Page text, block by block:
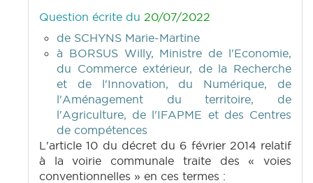
Question écrite du 20/07/2022
de SCHYNS Marie-Martine
à BORSUS Willy, Ministre de l'Economie,
du Commerce extérieur, de la Recherche
et de l'Innovation, du Numérique, de
l'Aménagement du territoire, de
l'Agriculture, de l'IFAPME et des Centres
de compétences
L'article 10 du décret du 6 février 2014 relatif
à la voirie communale traite des « voies
conventionnelles » en ces termes :